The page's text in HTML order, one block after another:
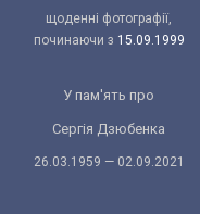
щоденні фотографії,
починаючи з 15.09.1999
У пам'ять про
Сергія Дзюбенка
26.03.1959 — 02.09.2021